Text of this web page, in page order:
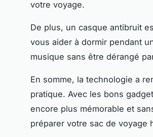
votre voyage.
De plus, un casque antibruit
vous aider à dormir pendant
musique sans être dérangé
En somme, la technologie a
pratique. Avec les bons
encore plus mémorable et
préparer votre sac de voyage